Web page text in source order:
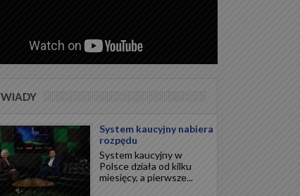
System kaucyjny nabiera
rozpędu
System kaucyjny w
Polsce działa od kilku
miesięcy, a pierwsze...